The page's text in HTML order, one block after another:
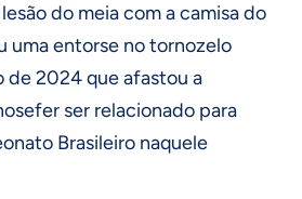
do meia com a camisa do
uma entorse no tornozelo
de 2024 que afastou a
ser relacionado para
Brasileiro naquele